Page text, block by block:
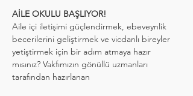
AİLE OKULU BAŞLIYOR!
Aile içi iletişimi güçlendirmek, ebeveynlik
becerilerini geliştirmek ve vicdanlı bireyler
yetiştirmek için bir adım atmaya hazır
mısınız? Vakfımızın gönüllü uzmanları
tarafından hazırlanan